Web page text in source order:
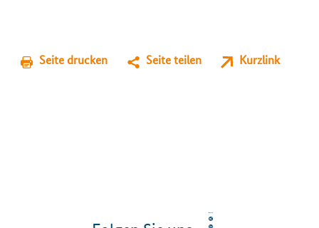
Seite drucken Seite teilen Kurzlink